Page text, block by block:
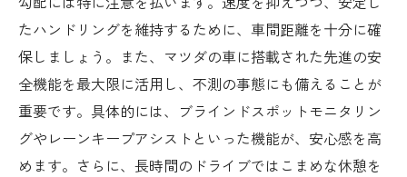
マツダ車のトランクスペースを活用したお
土産選び
地元の農産物とマツダの持続可能性
各地の特産品を楽しむためのドライブルー
ト
マツダ車での快適な食べ歩き体験
たハンドリングを維持するために、車間距離を十分に確
保しましょう。また、マツダの車に搭載された先進の安
全機能を最大限に活用し、不測の事態にも備えることが
重要です。具体的には、ブラインドスポットモニタリン
グやレーンキープアシストといった機能が、安心感を高
めます。さらに、長時間のドライブではこまめな休憩を